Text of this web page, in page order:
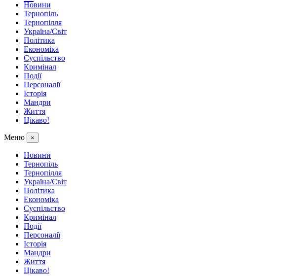
Новини
Тернопіль
Тернопілля
Україна/Світ
Політика
Економіка
Суспільство
Кримінал
Події
Персоналії
Історія
Мандри
Життя
Цікаво!
Меню ×
Новини
Тернопіль
Тернопілля
Україна/Світ
Політика
Економіка
Суспільство
Кримінал
Події
Персоналії
Історія
Мандри
Життя
Цікаво!